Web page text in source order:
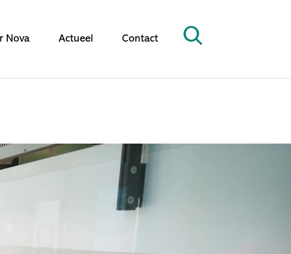
Nova Actueel Contact